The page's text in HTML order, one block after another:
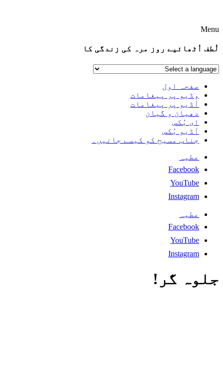
Menu
لُطف اُٹھائیے روز مرہ کی زندگی کا
صفحہ اول
وڈیو پر پیغامات
آڈیو پر پیغامات
دھیان و گیان
ای بُکس
آڈیو بُکس
جناب مسیح کو کیسے جانیں۔
عطیہ
Facebook
YouTube
Instagram
عطیہ
Facebook
YouTube
Instagram
جلوہ گر!